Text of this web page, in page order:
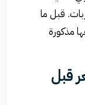
قبل ما
مذكورة
قبل